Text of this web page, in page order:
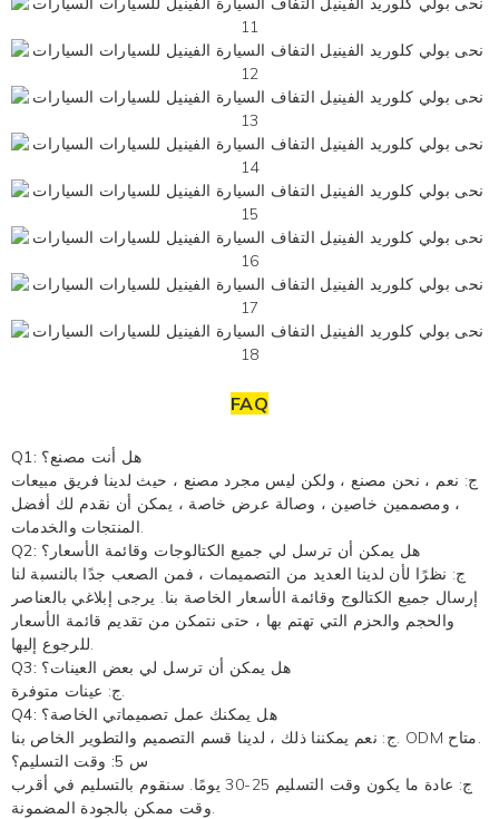
FAQ
Q1: هل أنت مصنع؟
ج: نعم ، نحن مصنع ، ولكن ليس مجرد مصنع ، حيث لدينا فريق مبيعات
، ومصممين خاصين ، وصالة عرض خاصة ، يمكن أن نقدم لك أفضل
المنتجات والخدمات.
Q2: هل يمكن أن ترسل لي جميع الكتالوجات وقائمة الأسعار؟
ج: نظرًا لأن لدينا العديد من التصميمات ، فمن الصعب جدًا بالنسبة لنا
إرسال جميع الكتالوج وقائمة الأسعار الخاصة بنا. يرجى إبلاغي بالعناصر
والحجم والحزم التي تهتم بها ، حتى نتمكن من تقديم قائمة الأسعار
للرجوع إليها.
Q3: هل يمكن أن ترسل لي بعض العينات؟
ج: عينات متوفرة.
Q4: هل يمكنك عمل تصميماتي الخاصة؟
ج: نعم يمكننا ذلك ، لدينا قسم التصميم والتطوير الخاص بنا. ODM متاح.
س 5: وقت التسليم؟
ج: عادة ما يكون وقت التسليم 25-30 يومًا. سنقوم بالتسليم في أقرب
وقت ممكن بالجودة المضمونة.